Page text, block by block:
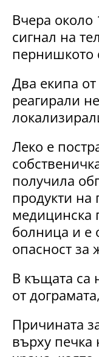
Вчера
сигнал на
пернишкото
Два екипа
реагирали
Леко е
получила
продукти на
болница и е
опасност за
В къщата са
от
Причината
върху печка